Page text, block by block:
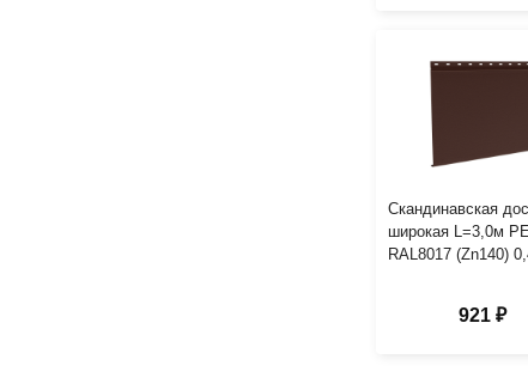
Скандинавская
широкая L=3,0м PE
RAL8017 (Zn140)
921 ₽